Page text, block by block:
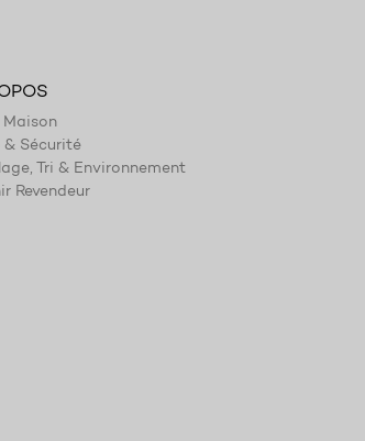
Maison
& Sécurité
Tri & Environnement
Revendeur